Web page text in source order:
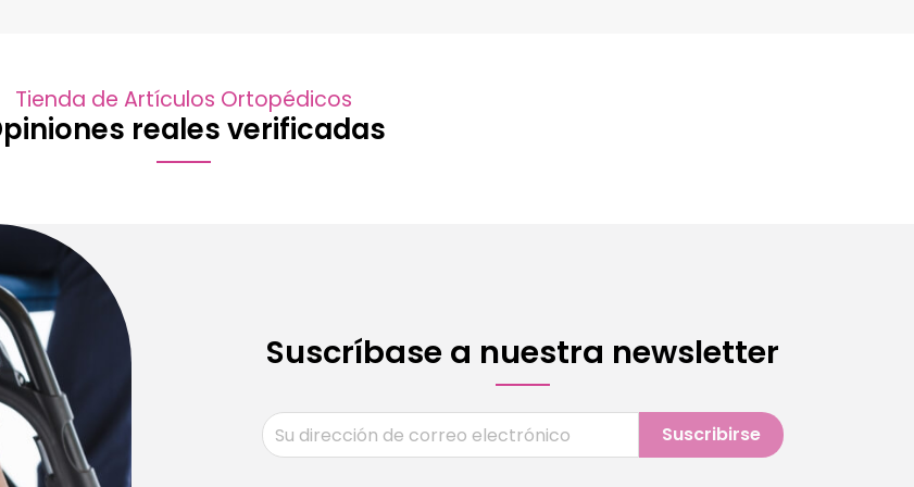
Tienda de Artículos Ortopédicos
reales verificadas
Suscríbase a nuestra newsletter